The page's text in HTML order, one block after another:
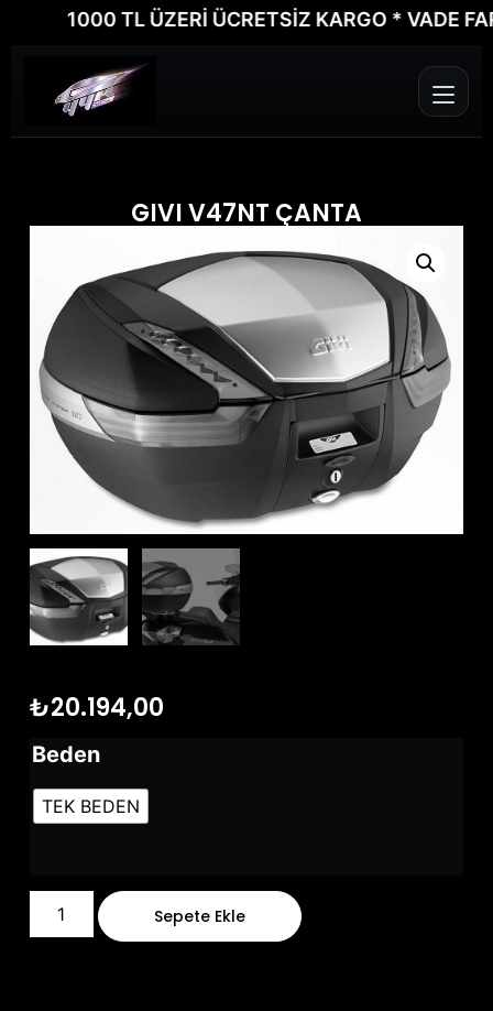
1000 TL ÜZERİ ÜCRETSİZ KARGO * VADE
GIVI V47NT ÇANTA
₺20.194,00
Beden
TEK BEDEN
Sepete Ekle